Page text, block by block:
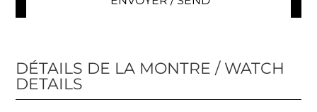
DÉTAILS DE LA MONTRE / WATCH
DETAILS